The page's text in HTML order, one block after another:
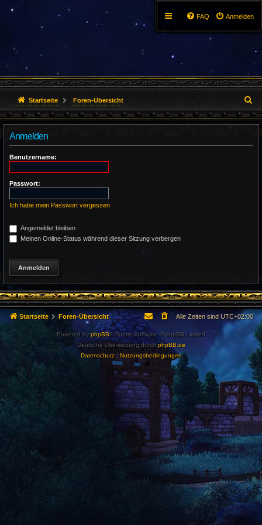
Anmelden
FAQ
Startseite Foren-Übersicht
u
Anmelden
Benutzername:
Passwort:
Ich habe mein Passwort vergessen
Angemeldet bleiben
Meinen Online-Status während dieser Sitzung verbergen
Startseite Foren-Übersicht Alle Zeiten sind UTC+02:00
Powered byphpBB® Forum Software © phpBB Limited
Deutsche Übersetzung durchphpBB.de
Datenschutz| Nutzungsbedingungen